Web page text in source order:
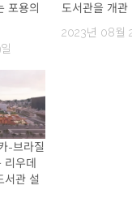
포용의
도서관을 개관
2023년 08월
-브라질
우데
서관 설